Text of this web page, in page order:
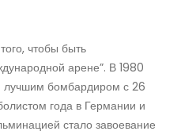
чтобы быть
арене”. В 1980
лучшим бомбардиром с 26
года в Германии и
стало завоевание